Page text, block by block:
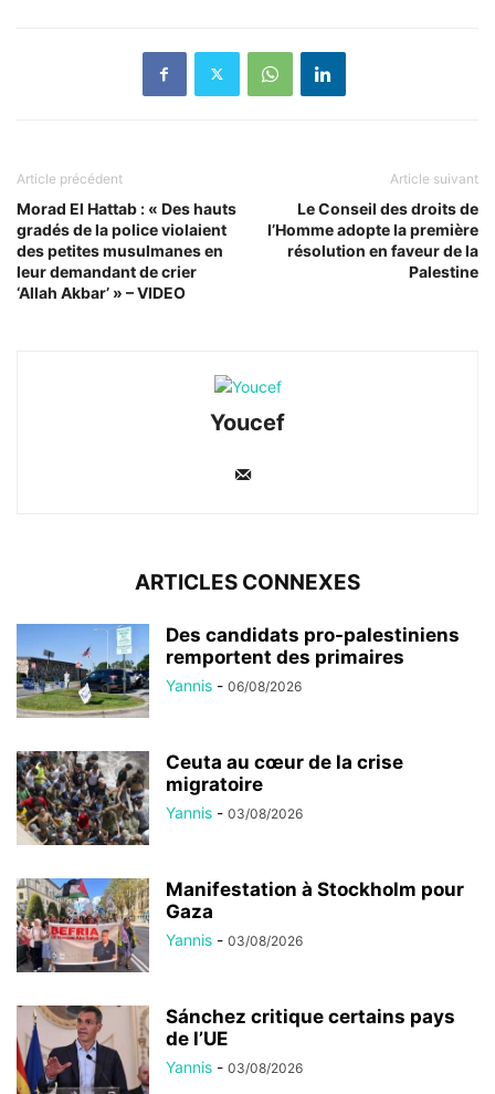
Article précédent
Morad El Hattab : « Des hauts
gradés de la police violaient
des petites musulmanes en
leur demandant de crier
‘Allah Akbar’ » – VIDEO
Article suivant
Le Conseil des droits de
l’Homme adopte la première
résolution en faveur de la
Palestine
Youcef
ARTICLES CONNEXES
Des candidats pro-palestiniens
remportent des primaires
Yannis - 06/08/2026
Ceuta au cœur de la crise
migratoire
Yannis - 03/08/2026
Manifestation à Stockholm pour
Gaza
Yannis - 03/08/2026
Sánchez critique certains pays
de l’UE
Yannis - 03/08/2026